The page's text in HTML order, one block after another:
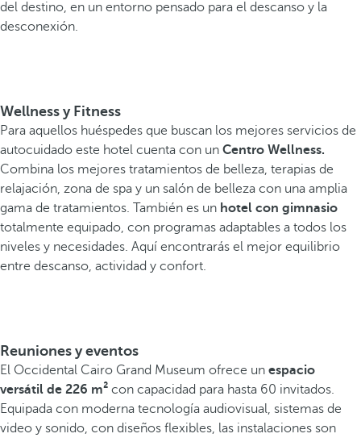
del destino, en un entorno pensado para el descanso y la
desconexión.
Wellness y Fitness
Para aquellos huéspedes que buscan los mejores servicios de
autocuidado este hotel cuenta con un Centro Wellness.
Combina los mejores tratamientos de belleza, terapias de
relajación, zona de spa y un salón de belleza con una amplia
gama de tratamientos. También es un hotel con gimnasio
totalmente equipado, con programas adaptables a todos los
niveles y necesidades. Aquí encontrarás el mejor equilibrio
entre descanso, actividad y confort.
Reuniones y eventos
El Occidental Cairo Grand Museum ofrece un espacio
versátil de 226 m² con capacidad para hasta 60 invitados.
Equipada con moderna tecnología audiovisual, sistemas de
video y sonido, con diseños flexibles, las instalaciones son